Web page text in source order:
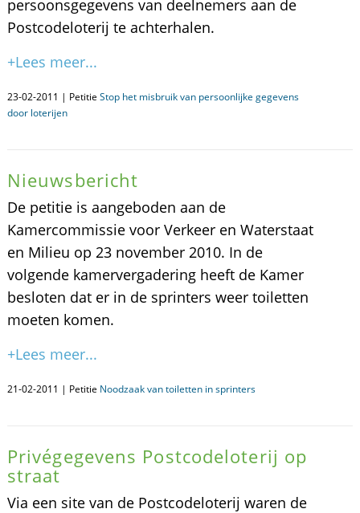
persoonsgegevens van deelnemers aan de
Postcodeloterij te achterhalen.
+Lees meer...
23-02-2011 | Petitie Stop het misbruik van persoonlijke gegevens
door loterijen
Nieuwsbericht
De petitie is aangeboden aan de
Kamercommissie voor Verkeer en Waterstaat
en Milieu op 23 november 2010. In de
volgende kamervergadering heeft de Kamer
besloten dat er in de sprinters weer toiletten
moeten komen.
+Lees meer...
21-02-2011 | Petitie Noodzaak van toiletten in sprinters
Privégegevens Postcodeloterij op
straat
Via een site van de Postcodeloterij waren de